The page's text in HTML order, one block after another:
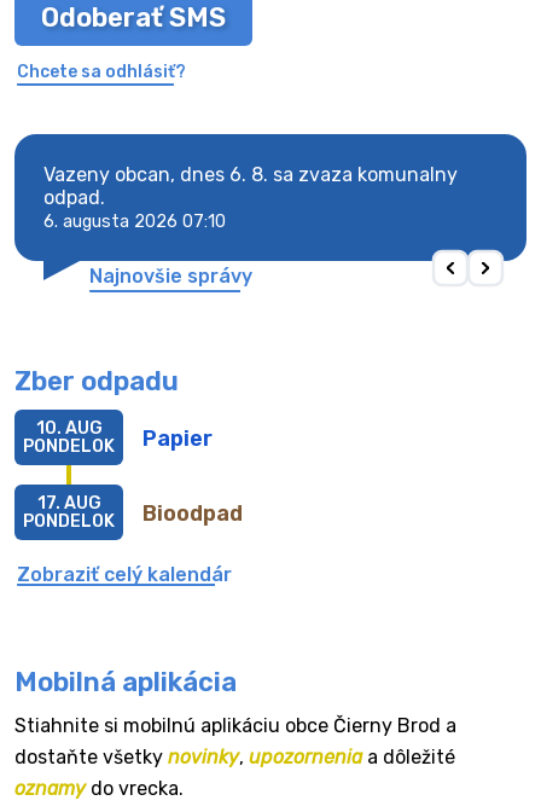
Odoberať SMS
Chcete sa odhlásiť?
Vazeny obcan, dnes 6. 8. sa zvaza komunalny
odpad.
6. augusta 2026 07:10
Najnovšie správy
Zber odpadu
Papier
10. AUG
PONDELOK
Bioodpad
17. AUG
PONDELOK
Zobraziť celý kalendár
Mobilná aplikácia
Stiahnite si mobilnú aplikáciu obce Čierny Brod a
dostaňte všetky novinky, upozorneniaa dôležité
oznamydo vrecka.